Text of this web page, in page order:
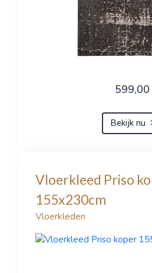
599,00
Bekijk nu
Vloerkleed Priso
155x230cm
Vloerkleden